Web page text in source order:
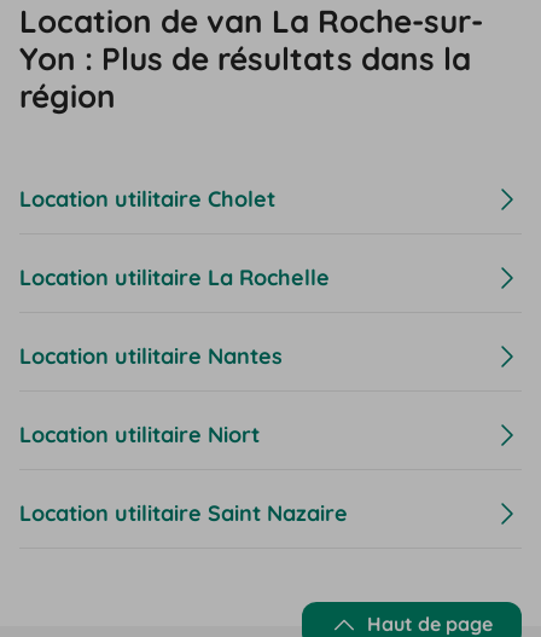
Location de van La Roche-sur-
Yon : Plus de résultats dans la
région
Location utilitaire Cholet
Location utilitaire La Rochelle
Location utilitaire Nantes
Location utilitaire Niort
Location utilitaire Saint Nazaire
Haut de page